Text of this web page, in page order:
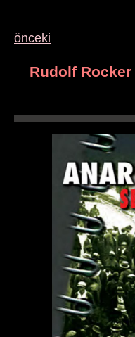
önceki
Rudolf Rocker